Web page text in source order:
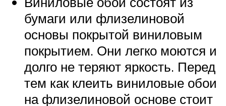
бумаги или флизелиновой
основы покрытой виниловым
покрытием. Они легко моются и
долго не теряют яркость. Перед
тем как клеить виниловые обои
на флизелиновой основе стоит